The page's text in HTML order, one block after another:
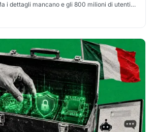
i dettagli mancano e gli 800 milioni di utenti